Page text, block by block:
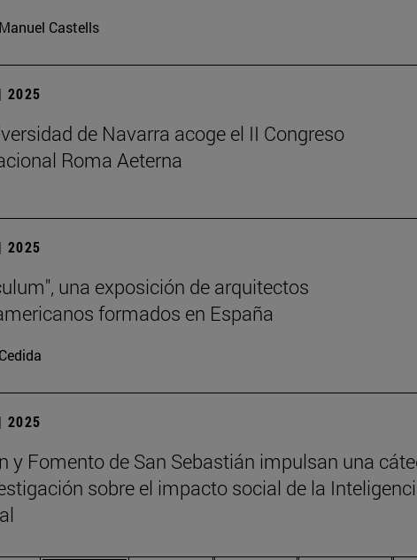
Manuel Castells
2025
de Navarra acoge el II Congreso
Roma Aeterna
2025
una exposición de arquitectos
formados en España
Cedida
2025
y Fomento de San Sebastián impulsan una
sobre el impacto social de la